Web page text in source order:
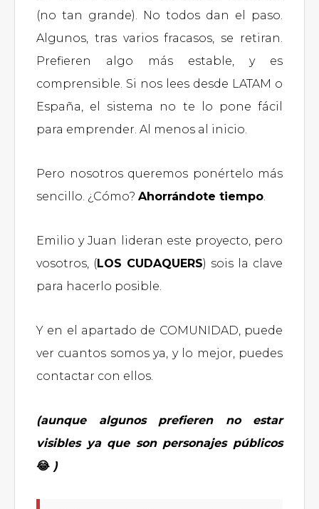
(no tan grande). No todos dan el paso.
Algunos, tras varios fracasos, se retiran.
Prefieren algo más estable, y es
comprensible. Si nos lees desde LATAM o
España, el sistema no te lo pone fácil
para emprender. Al menos al inicio.
Pero nosotros queremos ponértelo más
sencillo. ¿Cómo? Ahorrándote tiempo
Emilio y Juan lideran este proyecto, pero
vosotros, (LOS CUDAQUERS) sois la clave
para hacerlo posible.
Y en el apartado de COMUNIDAD, puede
ver cuantos somos ya, y lo mejor, puedes
contactar con ellos.
(aunque algunos prefieren no estar
visibles ya que son personajes públicos
😂 )